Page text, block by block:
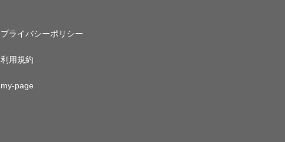
プライバシーポリシー
利用規約
my-page